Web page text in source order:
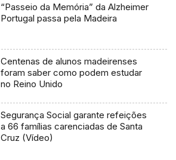
“Passeio da Memória” da Alzheimer
Portugal passa pela Madeira
Centenas de alunos madeirenses
foram saber como podem estudar
no Reino Unido
Segurança Social garante refeições
a 66 famílias carenciadas de Santa
Cruz (Vídeo)